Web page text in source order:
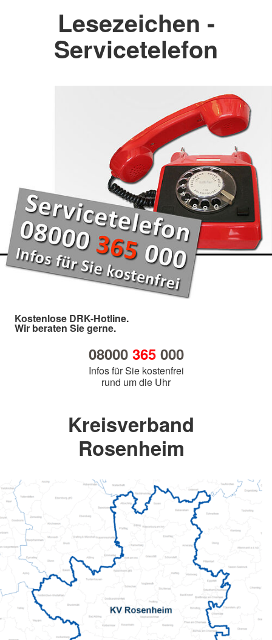
Lesezeichen -
Servicetelefon
Kostenlose DRK-Hotline.
Wir beraten Sie gerne.
08000 365000
Infos für Sie kostenfrei
rund um die Uhr
Kreisverband
Rosenheim